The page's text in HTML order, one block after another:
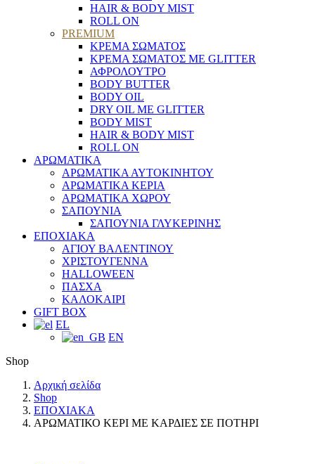
HAIR & BODY MIST
ROLL ON
PREMIUM
ΚΡΕΜΑ ΣΩΜΑΤΟΣ
ΚΡΕΜΑ ΣΩΜΑΤΟΣ ΜΕ GLITTER
ΑΦΡΟΛΟΥΤΡΟ
BODY BUTTER
BODY OIL
DRY OIL ΜΕ GLITTER
BODY MIST
HAIR & BODY MIST
ROLL ON
ΑΡΩΜΑΤΙΚΑ
ΑΡΩΜΑΤΙΚΑ ΑΥΤΟΚΙΝΗΤΟΥ
ΑΡΩΜΑΤΙΚΑ ΚΕΡΙΑ
ΑΡΩΜΑΤΙΚΑ ΧΩΡΟΥ
ΣΑΠΟΥΝΙΑ
ΣΑΠΟΥΝΙΑ ΓΛΥΚΕΡΙΝΗΣ
ΕΠΟΧΙΑΚΑ
ΑΓΙΟΥ ΒΑΛΕΝΤΙΝΟΥ
ΧΡΙΣΤΟΥΓΕΝΝΑ
HALLOWEEN
ΠΑΣΧΑ
ΚΑΛΟΚΑΙΡΙ
GIFT BOX
EL
EN
Shop
Αρχική σελίδα
Shop
ΕΠΟΧΙΑΚΑ
ΑΡΩΜΑΤΙΚΟ ΚΕΡΙ ΜΕ ΚΑΡΔΙΕΣ ΣΕ ΠΟΤΗΡΙ